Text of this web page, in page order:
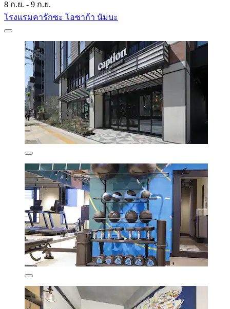
8 ก.ย. - 9 ก.ย.
โรงแรมคารักซะ โอซาก้า นัมบะ